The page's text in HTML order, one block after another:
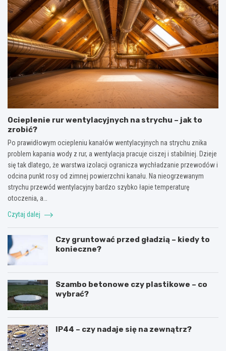
Ocieplenie rur wentylacyjnych na strychu – jak to
zrobić?
Po prawidłowym ociepleniu kanałów wentylacyjnych na strychu znika
problem kapania wody z rur, a wentylacja pracuje ciszej i stabilniej. Dzieje
się tak dlatego, że warstwa izolacji ogranicza wychładzanie przewodów i
odcina punkt rosy od zimnej powierzchni kanału. Na nieogrzewanym
strychu przewód wentylacyjny bardzo szybko łapie temperaturę
otoczenia, a…
Czytaj dalej
Czy gruntować przed gładzią – kiedy to
konieczne?
Szambo betonowe czy plastikowe – co
wybrać?
IP44 – czy nadaje się na zewnątrz?